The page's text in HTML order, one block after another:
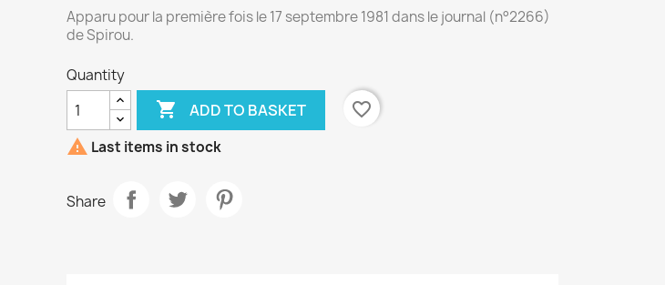
Apparu pour la première fois le 17 septembre 1981 dans le journal (n°2266)
de Spirou.
Quantity
 ADD TO BASKET
favorite_border
 Last items in stock
Share